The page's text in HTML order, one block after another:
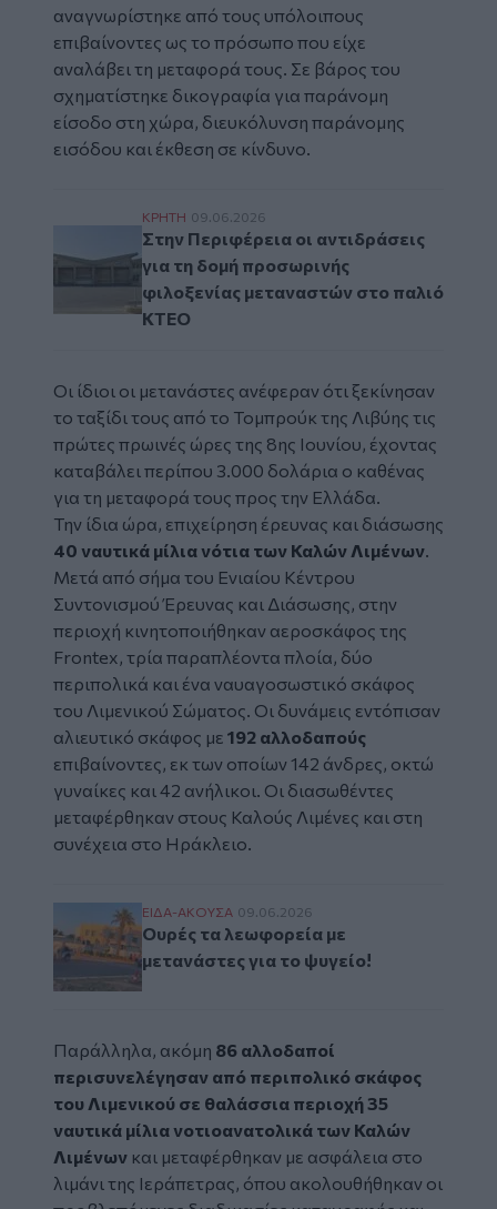
αναγνωρίστηκε από τους υπόλοιπους
επιβαίνοντες ως το πρόσωπο που είχε
αναλάβει τη μεταφορά τους. Σε βάρος του
σχηματίστηκε δικογραφία για παράνομη
είσοδο στη χώρα, διευκόλυνση παράνομης
εισόδου και έκθεση σε κίνδυνο.
Στην Περιφέρεια οι αντιδράσεις για τη
ΚΡΗΤΗ 09.06.2026
Στην Περιφέρεια οι αντιδράσεις
για τη δομή προσωρινής
φιλοξενίας μεταναστών στο παλιό
ΚΤΕΟ
Οι ίδιοι οι μετανάστες ανέφεραν ότι ξεκίνησαν
το ταξίδι τους από το Τομπρούκ της Λιβύης τις
πρώτες πρωινές ώρες της 8ης Ιουνίου, έχοντας
καταβάλει περίπου 3.000 δολάρια ο καθένας
για τη μεταφορά τους προς την Ελλάδα.
Την ίδια ώρα, επιχείρηση έρευνας και διάσωσης
40 ναυτικά μίλια νότια των Καλών Λιμένων.
Μετά από σήμα του Ενιαίου Κέντρου
Συντονισμού Έρευνας και Διάσωσης, στην
περιοχή κινητοποιήθηκαν αεροσκάφος της
Frontex, τρία παραπλέοντα πλοία, δύο
περιπολικά και ένα ναυαγοσωστικό σκάφος
του Λιμενικού Σώματος. Οι δυνάμεις εντόπισαν
αλιευτικό σκάφος με 192 αλλοδαπούς
επιβαίνοντες, εκ των οποίων 142 άνδρες, οκτώ
γυναίκες και 42 ανήλικοι. Οι διασωθέντες
μεταφέρθηκαν στους Καλούς Λιμένες και στη
συνέχεια στο Ηράκλειο.
Ουρές τα λεωφορεία με μετανάστες για το
ΕΙΔΑ-ΑΚΟΥΣΑ 09.06.2026
Ουρές τα λεωφορεία με
μετανάστες για το ψυγείο!
Παράλληλα, ακόμη 86 αλλοδαποί
περισυνελέγησαν από περιπολικό σκάφος
του Λιμενικού σε θαλάσσια περιοχή 35
ναυτικά μίλια νοτιοανατολικά των Καλών
Λιμένων και μεταφέρθηκαν με ασφάλεια στο
λιμάνι της Ιεράπετρας, όπου ακολουθήθηκαν οι